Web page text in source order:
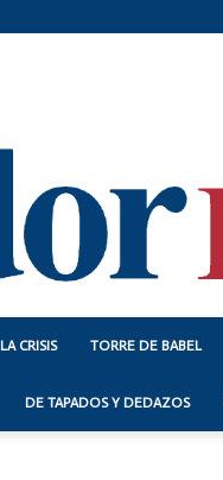
Indicador
LA CRISIS TORRE DE BABEL
DE TAPADOS Y DEDAZOS